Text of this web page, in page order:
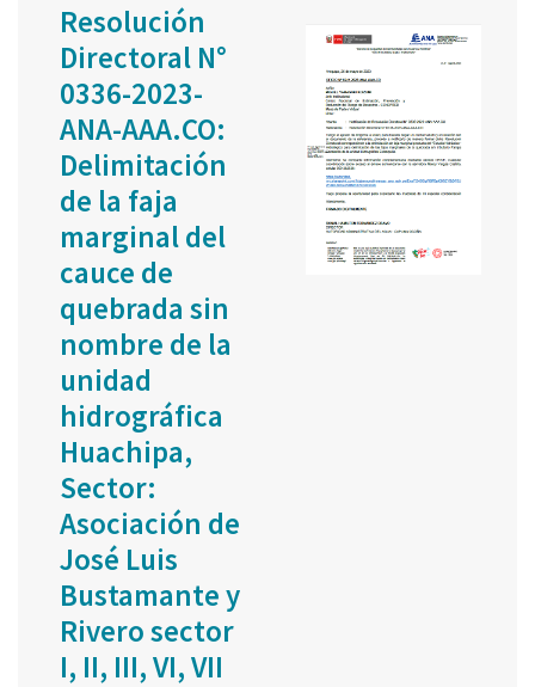
Resolución
Directoral N°
0336-2023-
ANA-AAA.CO:
Delimitación
de la faja
marginal del
cauce de
quebrada sin
nombre de la
unidad
hidrográfica
Huachipa,
Sector:
Asociación de
José Luis
Bustamante y
Rivero sector
I, II, III, VI, VII